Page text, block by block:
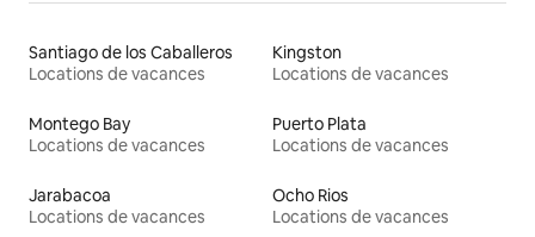
Santiago de los Caballeros
Locations de vacances
Kingston
Locations de vacances
Montego Bay
Locations de vacances
Puerto Plata
Locations de vacances
Jarabacoa
Locations de vacances
Ocho Rios
Locations de vacances